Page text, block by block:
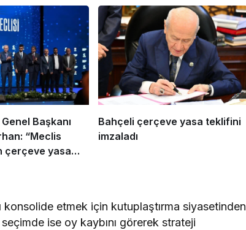
Başkanı
“Meclis
çerçeve yasa
Bahçeli çerçeve yasa teklifini
imzaladı
etmek için kutuplaştırma siyasetinden
ise oy kaybını görerek strateji